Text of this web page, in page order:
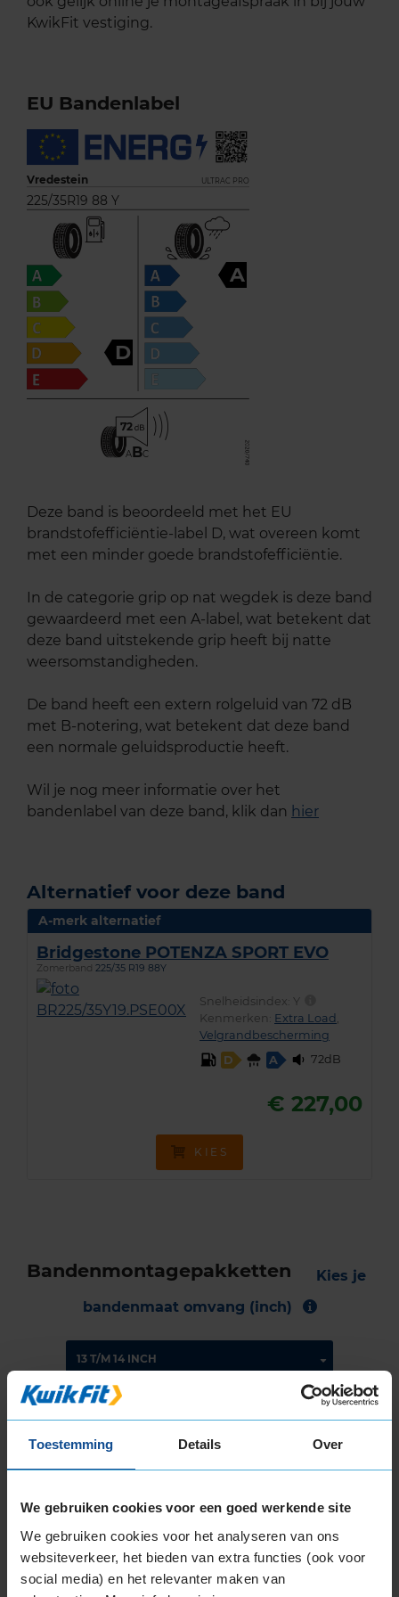
Toestemming Details Over
We gebruiken cookies voor een goed werkende site
We gebruiken cookies voor het analyseren van ons
websiteverkeer, het bieden van extra functies (ook voor
social media) en het relevanter maken van
KwikFit vestiging.
EU Bandenlabel
Vredestein ULTRAC PRO
225/35R19 88 Y
D
A
72
ABC
Deze band is beoordeeld met het EU
brandstofefficiëntie-label D, wat overeen komt
met een minder goede brandstofefficiëntie.
In de categorie grip op nat wegdek is deze band
gewaardeerd met een A-label, wat betekent dat
deze band uitstekende grip heeft bij natte
weersomstandigheden.
De band heeft een extern rolgeluid van 72 dB
met B-notering, wat betekent dat deze band
een normale geluidsproductie heeft.
Wil je nog meer informatie over het
bandenlabel van deze band, klik dan hier
Alternatief voor deze band
A-merk alternatief
Bridgestone POTENZA SPORT EVO
Zomerband 225/35 R19 88Y
Snelheidsindex: Y
Kenmerken: Extra Load ,
Velgrandbescherming
D
A 72dB
€ 227,00
KIES
Bandenmontagepakketten
Kies je
bandenmaat omvang (inch)
Montage
Balanceren
Ventiel of TPMS service